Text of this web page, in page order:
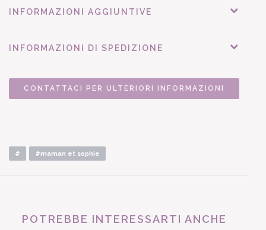
INFORMAZIONI AGGIUNTIVE
INFORMAZIONI DI SPEDIZIONE
CONTATTACI PER ULTERIORI INFORMAZIONI
# #maman et sophie
POTREBBE INTERESSARTI ANCHE